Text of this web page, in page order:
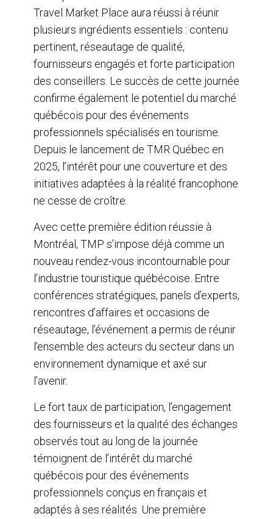
Travel Market Place aura réussi à réunir
plusieurs ingrédients essentiels : contenu
pertinent, réseautage de qualité,
fournisseurs engagés et forte participation
des conseillers. Le succès de cette journée
confirme également le potentiel du marché
québécois pour des événements
professionnels spécialisés en tourisme.
Depuis le lancement de TMR Québec en
2025, l’intérêt pour une couverture et des
initiatives adaptées à la réalité francophone
ne cesse de croître.
Avec cette première édition réussie à
Montréal, TMP s’impose déjà comme un
nouveau rendez-vous incontournable pour
l’industrie touristique québécoise. Entre
conférences stratégiques, panels d’experts,
rencontres d’affaires et occasions de
réseautage, l’événement a permis de réunir
l’ensemble des acteurs du secteur dans un
environnement dynamique et axé sur
l’avenir.
Le fort taux de participation, l’engagement
des fournisseurs et la qualité des échanges
observés tout au long de la journée
témoignent de l’intérêt du marché
québécois pour des événements
professionnels conçus en français et
adaptés à ses réalités. Une première